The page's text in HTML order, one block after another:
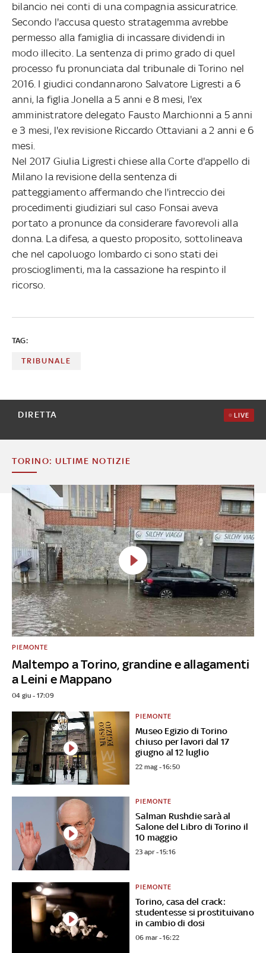
bilancio nei conti di una compagnia assicuratrice.
Secondo l'accusa questo stratagemma avrebbe
permesso alla famiglia di incassare dividendi in
modo illecito. La sentenza di primo grado di quel
processo fu pronunciata dal tribunale di Torino nel
2016. I giudici condannarono Salvatore Ligresti a 6
anni, la figlia Jonella a 5 anni e 8 mesi, l'ex
amministratore delegato Fausto Marchionni a 5 anni
e 3 mesi, l'ex revisione Riccardo Ottaviani a 2 anni e 6
mesi.
Nel 2017 Giulia Ligresti chiese alla Corte d'appello di
Milano la revisione della sentenza di
patteggiamento affermando che l'intreccio dei
procedimenti giudiziari sul caso Fonsai aveva
portato a pronunce da considerare favorevoli alla
donna. La difesa, a questo proposito, sottolineava
che nel capoluogo lombardo ci sono stati dei
proscioglimenti, ma la cassazione ha respinto il
ricorso.
TAG:
TRIBUNALE
DIRETTA LIVE
TORINO: ULTIME NOTIZIE
Maltempo a Torino, grandine e allagamenti
a Leini e Mappano
PIEMONTE
04 giu - 17:09
Museo Egizio di Torino
chiuso per lavori dal 17
giugno al 12 luglio
PIEMONTE
22 mag - 16:50
Salman Rushdie sarà al
Salone del Libro di Torino il
10 maggio
PIEMONTE
23 apr - 15:16
Torino, casa del crack:
studentesse si prostituivano
in cambio di dosi
PIEMONTE
06 mar - 16:22